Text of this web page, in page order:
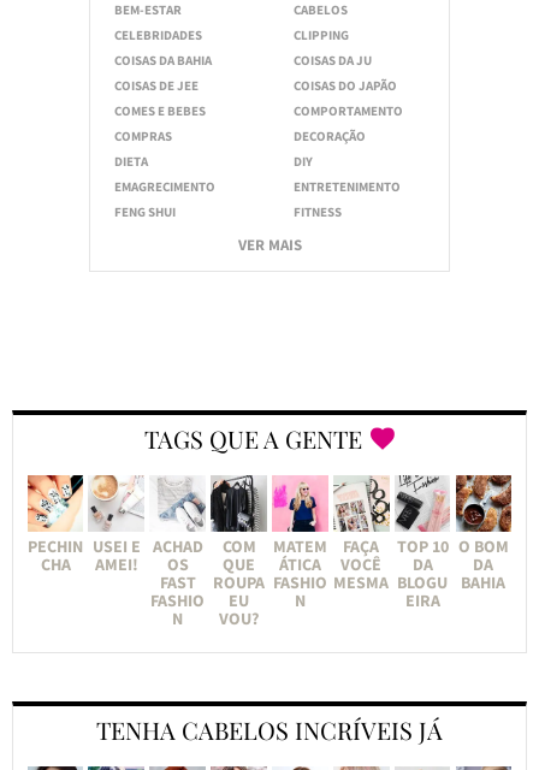
BEM-ESTAR
CABELOS
CELEBRIDADES
CLIPPING
COISAS DA BAHIA
COISAS DA JU
COISAS DE JEE
COISAS DO JAPÃO
COMES E BEBES
COMPORTAMENTO
COMPRAS
DECORAÇÃO
DIETA
DIY
EMAGRECIMENTO
ENTRETENIMENTO
FENG SHUI
FITNESS
VER MAIS
TAGS QUE A GENTE
PECHIN
CHA
USEI E
AMEI!
ACHAD
OS
FAST
FASHIO
N
COM
QUE
ROUPA
EU
VOU?
MATEM
ÁTICA
FASHIO
N
FAÇA
VOCÊ
MESMA
TOP 10
DA
BLOGU
EIRA
O BOM
DA
BAHIA
TENHA CABELOS INCRÍVEIS JÁ